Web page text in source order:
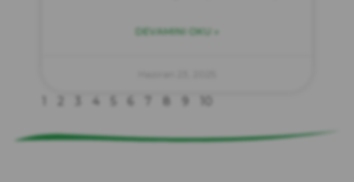
DEVAMINI OKU »
4